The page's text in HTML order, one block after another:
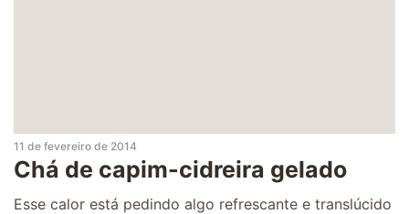
11 de fevereiro de 2014
Chá de capim-cidreira gelado
Esse calor está pedindo algo refrescante e translúcido